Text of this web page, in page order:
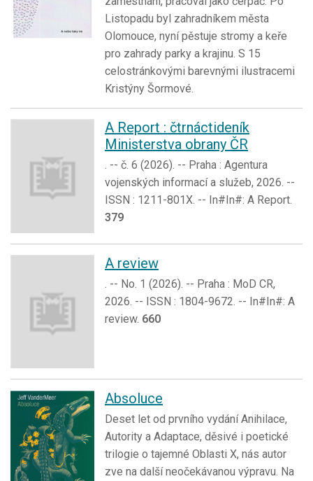
Listopadu byl zahradníkem města
Olomouce, nyní pěstuje stromy a keře
pro zahrady parky a krajinu. S 15
celostránkovými barevnými ilustracemi
Kristýny Šormové.
A Report : čtrnáctideník
Ministerstva obrany ČR
. -- č. 6 (2026). -- Praha : Agentura
vojenských informací a služeb, 2026. --
ISSN : 1211-801X. -- In#In#: A Report.
379
A review
. -- No. 1 (2026). -- Praha : MoD CR,
2026. -- ISSN : 1804-9672. -- In#In#: A
review. 660
Absoluce
Deset let od prvního vydání Anihilace,
Autority a Adaptace, děsivé i poetické
trilogie o tajemné Oblasti X, nás autor
zve na další neočekávanou výpravu. Na